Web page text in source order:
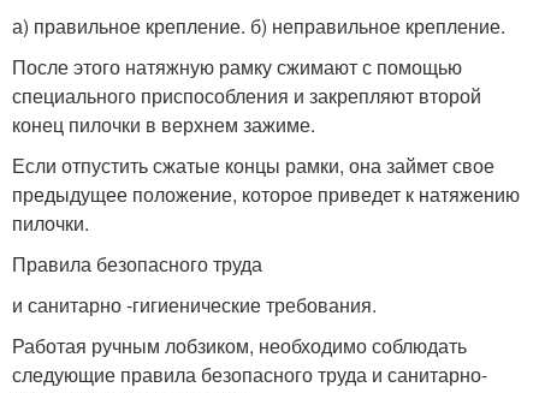
а) правильное крепление. б) неправильное крепление.
После этого натяжную рамку сжимают с помощью
специаль­ного приспособления и закрепляют второй
конец пилочки в верх­нем зажиме.
Если отпустить сжатые концы рамки, она займет свое
преды­дущее положение, которое приведет к натяжению
пилочки.
Правила безопасного труда
и санитарно -гигиенические требования.
Работая ручным лобзиком, необходимо соблюдать
следующие правила безопасного труда и санитарно-